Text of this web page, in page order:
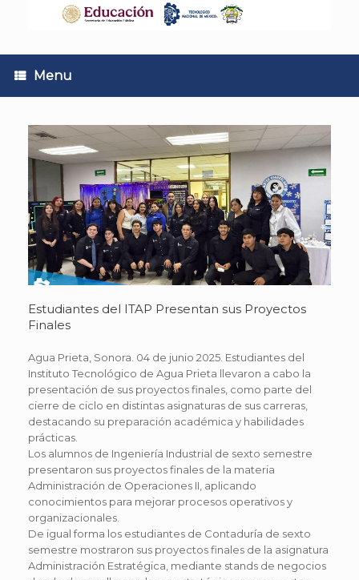
Menu
Estudiantes del ITAP Presentan sus Proyectos
Finales
Agua Prieta, Sonora. 04 de junio 2025. Estudiantes del
Instituto Tecnológico de Agua Prieta llevaron a cabo la
presentación de sus proyectos finales, como parte del
cierre de ciclo en distintas asignaturas de sus carreras,
destacando su preparación académica y habilidades
prácticas.
Los alumnos de Ingeniería Industrial de sexto semestre
presentaron sus proyectos finales de la materia
Administración de Operaciones II, aplicando
conocimientos para mejorar procesos operativos y
organizacionales.
De igual forma los estudiantes de Contaduría de sexto
semestre mostraron sus proyectos finales de la asignatura
Administración Estratégica, mediante stands de negocios